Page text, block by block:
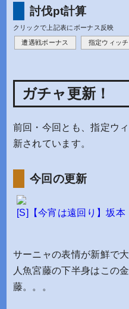
討伐pt計算
クリックで上記表にボーナス反映
遭遇戦ボーナス 指定ウィッ
ガチャ更新！
前回・今回とも、指定ウ
新されています。
今回の更新
[S]【今宵は遠回り】坂本
サーニャの表情が新鮮で
人魚宮藤の下半身はこの
藤。。。